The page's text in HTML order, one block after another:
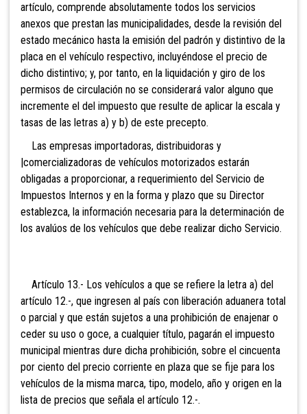
artículo, comprende absolutamente todos los servicios
anexos que prestan las municipalidades, desde la revisión del
estado mecánico hasta la emisión del padrón y distintivo de la
placa en el vehículo respectivo, incluyéndose el precio de
dicho distintivo; y, por tanto, en la liquidación y giro de los
permisos de circulación no se considerará valor alguno que
incremente el del impuesto que resulte de aplicar la escala y
tasas de las letras a) y b) de este precepto.
Las empresas importadoras, distribuidoras y
|comercializadoras de vehículos motorizados estarán
obligadas a proporcionar, a requerimiento del Servicio de
Impuestos Internos y en la forma y plazo que su Director
establezca, la información necesaria para la determinación de
los avalúos de los vehículos que debe realizar dicho Servicio.
Artículo 13.- Los vehículos a que se refiere la letra a) del
artículo 12.-, que ingresen al país con liberación aduanera total
o parcial y que están sujetos a una prohibición de enajenar o
ceder su uso o goce, a cualquier título, pagarán el impuesto
municipal mientras dure dicha prohibición, sobre el cincuenta
por ciento del precio corriente en plaza que se fije para los
vehículos de la misma marca, tipo, modelo, año y origen en la
lista de precios que señala el artículo 12.-.